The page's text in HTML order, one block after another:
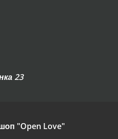
23
"Open Love"